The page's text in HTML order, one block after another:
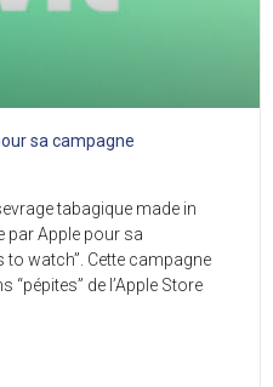
sa campagne
tabagique made in
par Apple pour sa
to watch”. Cette campagne
“pépites” de l’Apple Store